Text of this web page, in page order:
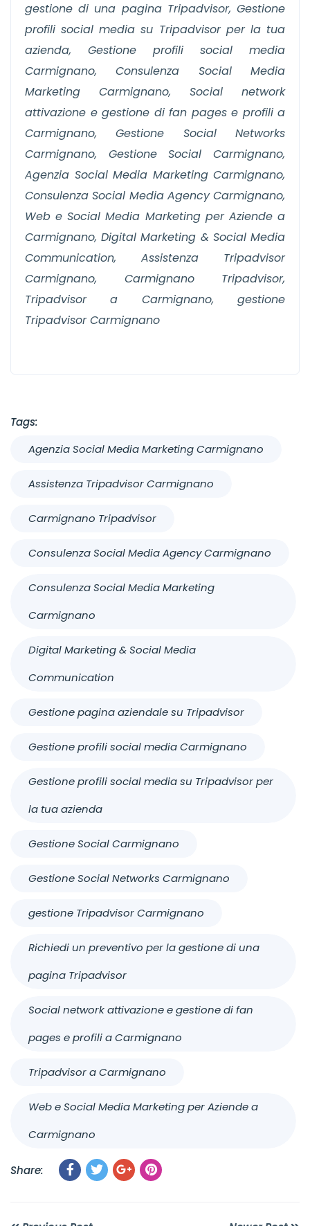
gestione di una pagina Tripadvisor, Gestione
profili social media su Tripadvisor per la tua
azienda, Gestione profili social media
Carmignano, Consulenza Social Media
Marketing Carmignano, Social network
attivazione e gestione di fan pages e profili a
Carmignano, Gestione Social Networks
Carmignano, Gestione Social Carmignano,
Agenzia Social Media Marketing Carmignano,
Consulenza Social Media Agency Carmignano,
Web e Social Media Marketing per Aziende a
Carmignano, Digital Marketing & Social Media
Communication, Assistenza Tripadvisor
Carmignano, Carmignano Tripadvisor,
Tripadvisor a Carmignano, gestione
Tripadvisor Carmignano
Tags:
Agenzia Social Media Marketing Carmignano
Assistenza Tripadvisor Carmignano
Carmignano Tripadvisor
Consulenza Social Media Agency Carmignano
Consulenza Social Media Marketing
Carmignano
Digital Marketing & Social Media
Communication
Gestione pagina aziendale su Tripadvisor
Gestione profili social media Carmignano
Gestione profili social media su Tripadvisor per
la tua azienda
Gestione Social Carmignano
Gestione Social Networks Carmignano
gestione Tripadvisor Carmignano
Richiedi un preventivo per la gestione di una
pagina Tripadvisor
Social network attivazione e gestione di fan
pages e profili a Carmignano
Tripadvisor a Carmignano
Web e Social Media Marketing per Aziende a
Carmignano
Share: